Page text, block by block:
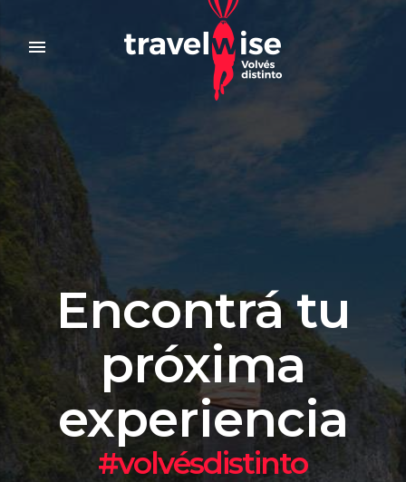
menu
Encontrá tu
próxima
experiencia
#volvésdistinto